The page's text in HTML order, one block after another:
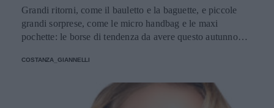
Grandi ritorni, come il bauletto e la baguette, e piccole
grandi sorprese, come le micro handbag e le maxi
pochette: le borse di tendenza da avere questo autunno
COSTANZA_GIANNELLI